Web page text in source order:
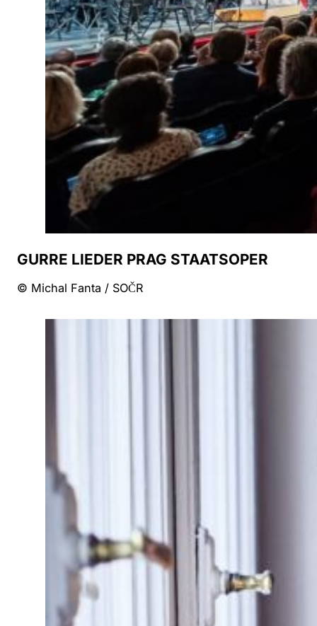
GURRE LIEDER PRAG STAATSOPER
© Michal Fanta / SOČR